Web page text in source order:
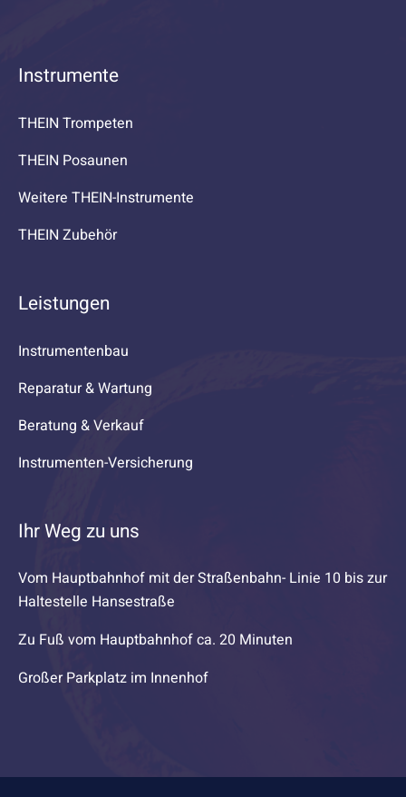
Instrumente
THEIN Trompeten
THEIN Posaunen
Weitere THEIN-Instrumente
THEIN Zubehör
Leistungen
Instrumentenbau
Reparatur & Wartung
Beratung & Verkauf
Instrumenten-Versicherung
Ihr Weg zu uns
Vom Hauptbahnhof mit der Straßenbahn- Linie 10 bis zur
Haltestelle Hansestraße
Zu Fuß vom Hauptbahnhof ca. 20 Minuten
Großer Parkplatz im Innenhof